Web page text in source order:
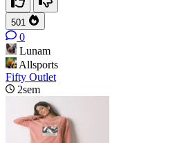
501
0
Lunam
Allsports
Fifty Outlet
2sem